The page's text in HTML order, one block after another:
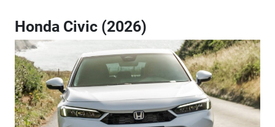
Honda Civic (2026)